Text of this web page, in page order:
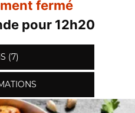
fermé
pour 12h20
(7)